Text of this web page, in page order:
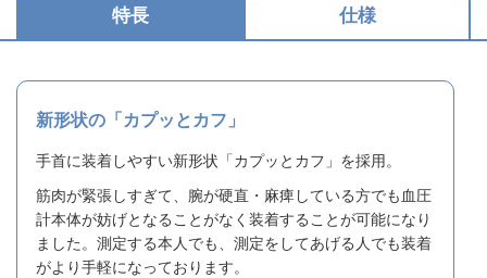
特長 仕様
新形状の「カプッとカフ」
手首に装着しやすい新形状「カプッとカフ」を採用。
筋肉が緊張しすぎて、腕が硬直・麻痺している方でも血圧
計本体が妨げとなることがなく装着することが可能になり
ました。測定する本人でも、測定をしてあげる人でも装着
がより手軽になっております。